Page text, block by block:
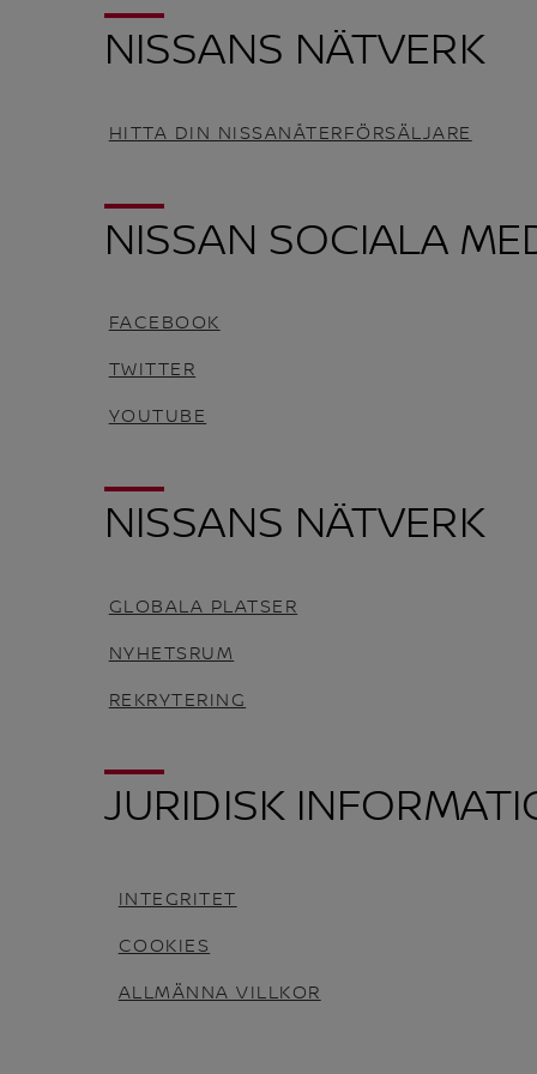
NISSANS NÄTVERK
HITTA DIN NISSANÅTERFÖRSÄLJARE
NISSAN SOCIALA
FACEBOOK
TWITTER
YOUTUBE
NISSANS NÄTVERK
GLOBALA PLATSER
NYHETSRUM
REKRYTERING
JURIDISK
INTEGRITET
COOKIES
ALLMÄNNA VILLKOR